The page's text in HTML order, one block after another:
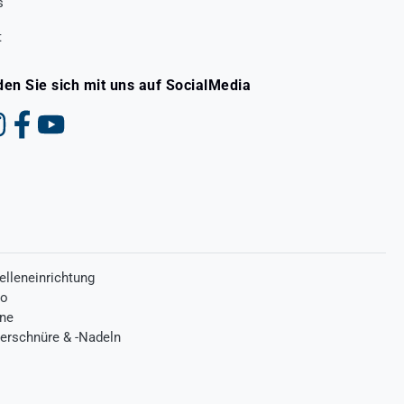
& -Nadeln
Sie sich mit uns auf SocialMedia